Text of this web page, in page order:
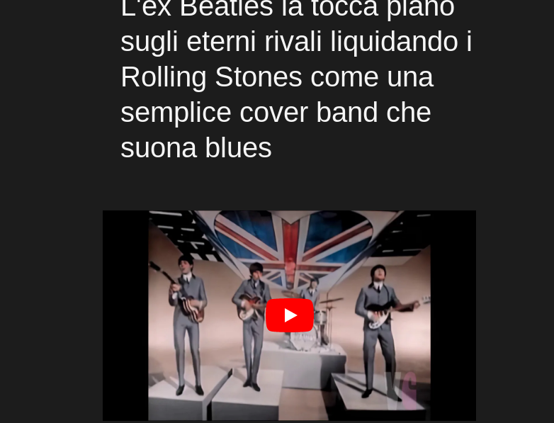
sugli eterni rivali liquidando i
Rolling Stones come una
semplice cover band che
suona blues